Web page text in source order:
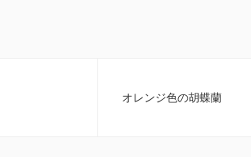
オレンジ色の胡蝶蘭